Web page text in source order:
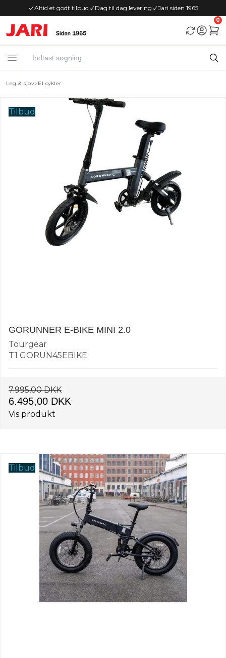
Altid et godt tilbud Dag til dag levering Jari siden 1965
0
Leg & sjov El cykler
Tilbud
GORUNNER E-BIKE MINI 2.0
Tourgear
T1 GORUN45EBIKE
7.995,00 DKK
6.495,00 DKK
Vis produkt
Tilbud